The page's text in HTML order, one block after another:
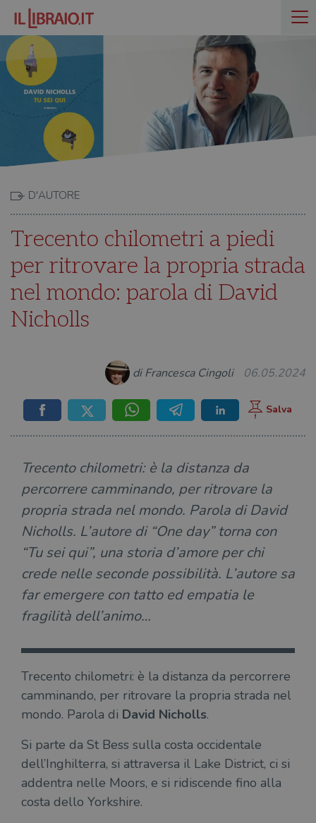
D'AUTORE
Trecento chilometri a piedi
per ritrovare la propria strada
nel mondo: parola di David
Nicholls
di Francesca Cingoli 06.05.2024
Trecento chilometri: è la distanza da
percorrere camminando, per ritrovare la
propria strada nel mondo. Parola di David
Nicholls. L’autore di “One day” torna con
“Tu sei qui”, una storia d’amore per chi
crede nelle seconde possibilità. L’autore sa
far emergere con tatto ed empatia le
fragilità dell’animo…
Trecento chilometri: è la distanza da percorrere
camminando, per ritrovare la propria strada nel
mondo. Parola di David Nicholls.
Si parte da St Bess sulla costa occidentale
dell’Inghilterra, si attraversa il Lake District, ci si
addentra nelle Moors, e si ridiscende fino alla
costa dello Yorkshire.